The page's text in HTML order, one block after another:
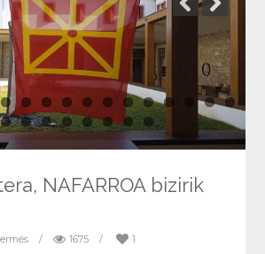
NAFARROA bizirik
/ 1675 / 1